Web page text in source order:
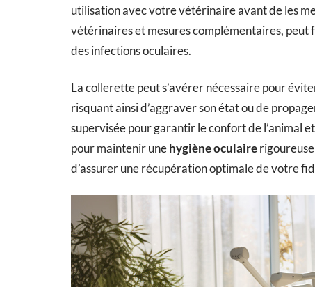
utilisation avec votre vétérinaire avant de les
vétérinaires et mesures complémentaires,
des infections oculaires.
La collerette peut s’avérer nécessaire pour
risquant ainsi d’aggraver son état ou de
supervisée pour garantir le confort de l’animal
pour maintenir unehygiène oculaire
d’assurer une récupération optimale de votre